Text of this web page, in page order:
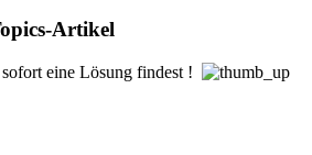
Artikel
eine Lösung findest !